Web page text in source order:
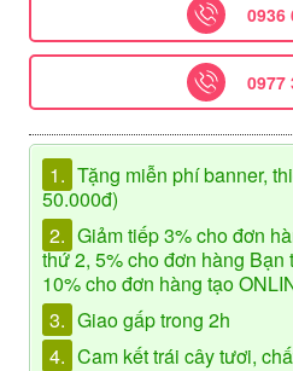
0936
0977
1. Tặng miễn phí banner,
50.000đ)
2. Giảm tiếp 3% cho đơn
thứ 2, 5% cho đơn hàng
10% cho đơn hàng tạo
3. Giao gấp trong 2h
4. Cam kết trái cây tươi,